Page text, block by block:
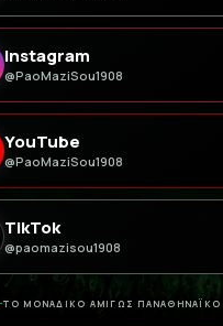
Instagram
@PaoMaziSou1908
YouTube
@PaoMaziSou1908
TikTok
@paomazisou1908
ΤΟ ΜΟΝΑΔΙΚΟ ΑΜΙΓΩΣ ΠΑΝΑΘΗΝΑΪΚΟ